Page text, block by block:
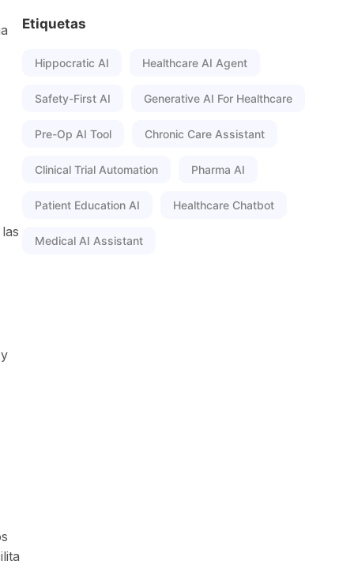
Etiquetas
Hippocratic AI Healthcare AI Agent
Safety-First AI Generative AI For Healthcare
Pre-Op AI Tool Chronic Care Assistant
Clinical Trial Automation Pharma AI
Patient Education AI Healthcare Chatbot
Medical AI Assistant